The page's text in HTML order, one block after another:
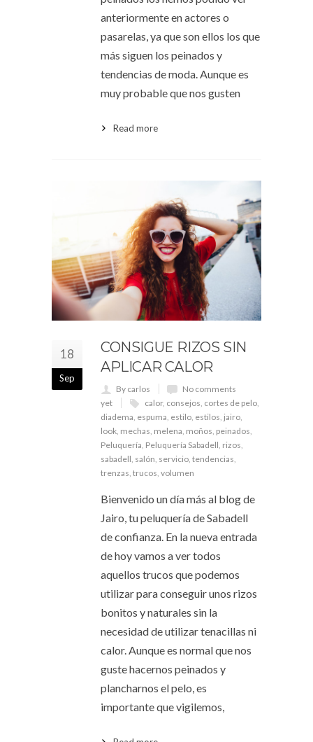
anteriormente en actores o
pasarelas, ya que son ellos los que
más siguen los peinados y
tendencias de moda. Aunque es
muy probable que nos gusten
Read more
18
Sep
CONSIGUE RIZOS SIN
APLICAR CALOR
By carlos
No comments
yet
calor, consejos cortes de pelo
diadema espuma estilo estilos jairo
look mechas melena moños peinados
Peluquería Peluquería Sabadell rizos
sabadell salón servicio tendencias
trenzas trucos volumen
Bienvenido un día más al blog de
Jairo, tu peluquería de Sabadell
de confianza. En la nueva entrada
de hoy vamos a ver todos
aquellos trucos que podemos
utilizar para conseguir unos rizos
bonitos y naturales sin la
necesidad de utilizar tenacillas ni
calor. Aunque es normal que nos
guste hacernos peinados y
plancharnos el pelo, es
importante que vigilemos,